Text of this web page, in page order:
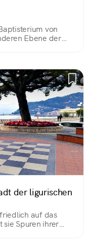
von
Ebene der
der ligurischen
auf das
Spuren ihrer